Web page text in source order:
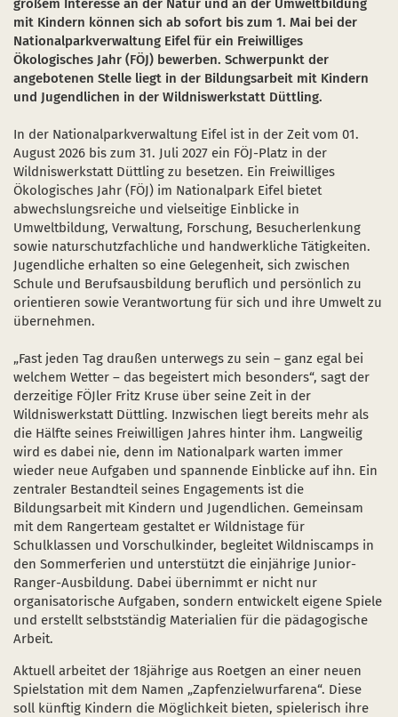
Schulen und Kitas
Projekt "Nationalpark-Kita"
neuen Fenster)
in einem neuen Fenster)
sich in einem neuen Fenster)
großem Interesse an der Natur und an der Umweltbildung
mit Kindern können sich ab sofort bis zum 1. Mai bei der
Nationalparkverwaltung Eifel für ein Freiwilliges
Ökologisches Jahr (FÖJ) bewerben. Schwerpunkt der
angebotenen Stelle liegt in der Bildungsarbeit mit Kindern
und Jugendlichen in der Wildniswerkstatt Düttling.
In der Nationalparkverwaltung Eifel ist in der Zeit vom 01.
August 2026 bis zum 31. Juli 2027 ein FÖJ-Platz in der
Wildniswerkstatt Düttling zu besetzen. Ein Freiwilliges
Ökologisches Jahr (FÖJ) im Nationalpark Eifel bietet
abwechslungsreiche und vielseitige Einblicke in
Umweltbildung, Verwaltung, Forschung, Besucherlenkung
sowie naturschutzfachliche und handwerkliche Tätigkeiten.
Jugendliche erhalten so eine Gelegenheit, sich zwischen
Schule und Berufsausbildung beruflich und persönlich zu
orientieren sowie Verantwortung für sich und ihre Umwelt zu
übernehmen.
„Fast jeden Tag draußen unterwegs zu sein – ganz egal bei
welchem Wetter – das begeistert mich besonders“, sagt der
derzeitige FÖJler Fritz Kruse über seine Zeit in der
Wildniswerkstatt Düttling. Inzwischen liegt bereits mehr als
die Hälfte seines Freiwilligen Jahres hinter ihm. Langweilig
wird es dabei nie, denn im Nationalpark warten immer
wieder neue Aufgaben und spannende Einblicke auf ihn. Ein
zentraler Bestandteil seines Engagements ist die
Bildungsarbeit mit Kindern und Jugendlichen. Gemeinsam
mit dem Rangerteam gestaltet er Wildnistage für
Schulklassen und Vorschulkinder, begleitet Wildniscamps in
den Sommerferien und unterstützt die einjährige Junior-
Ranger-Ausbildung. Dabei übernimmt er nicht nur
organisatorische Aufgaben, sondern entwickelt eigene Spiele
und erstellt selbstständig Materialien für die pädagogische
Arbeit.
Aktuell arbeitet der 18jährige aus Roetgen an einer neuen
Spielstation mit dem Namen „Zapfenzielwurfarena“. Diese
soll künftig Kindern die Möglichkeit bieten, spielerisch ihre